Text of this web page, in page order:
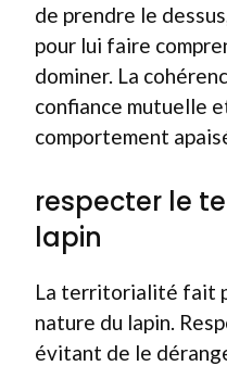
de prendre le
pour lui faire
dominer. La
confiance mutuelle
comportement
respecter le
lapin
La territorialité fait
nature du lapin.
évitant de le